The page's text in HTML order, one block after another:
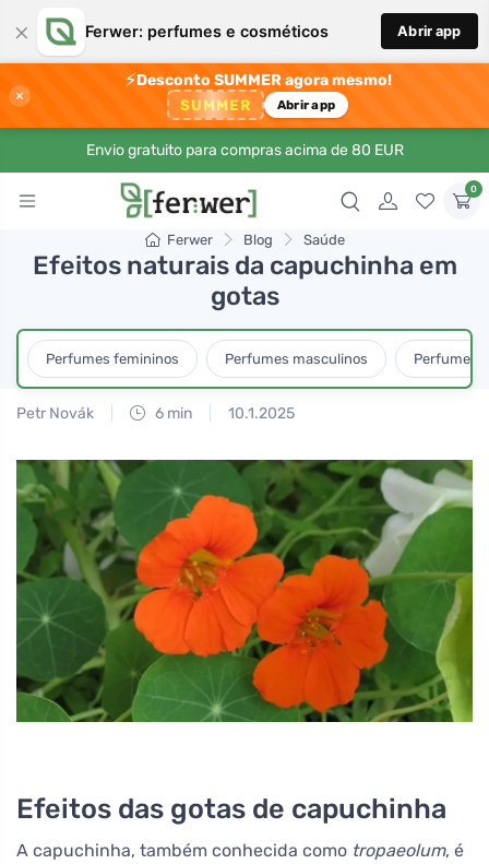
× Ferwer: perfumes e cosméticos Abrir app
×
⚡Desconto SUMMER agora mesmo!
SUMMER Abrir app
Envio gratuito para compras acima de 80 EUR
0
Ferwer Blog Saúde
Efeitos naturais da capuchinha em
gotas
Perfumes femininos Perfumes masculinos Perfumes
Petr Novák 6 min 10.1.2025
Efeitos das gotas de capuchinha
A capuchinha, também conhecida como tropaeolum, é